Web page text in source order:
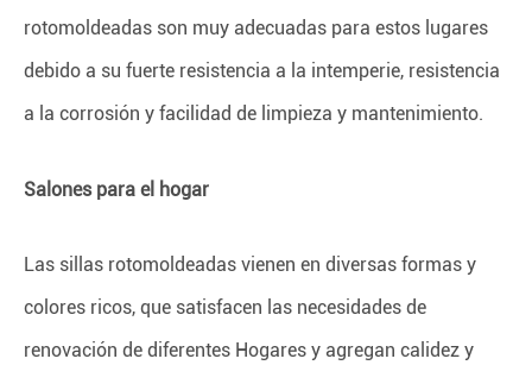
rotomoldeadas son muy adecuadas para estos lugares
debido a su fuerte resistencia a la intemperie, resistencia
a la corrosión y facilidad de limpieza y mantenimiento.
Salones para el hogar
Las sillas rotomoldeadas vienen en diversas formas y
colores ricos, que satisfacen las necesidades de
renovación de diferentes Hogares y agregan calidez y